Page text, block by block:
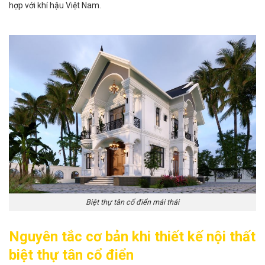
hợp với khí hậu Việt Nam.
Biệt thự tân cổ điển mái thái
Nguyên tắc cơ bản khi thiết kế nội thất
biệt thự tân cổ điển